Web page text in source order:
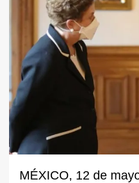
MÉXICO, 12 de